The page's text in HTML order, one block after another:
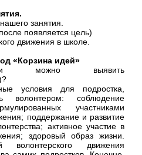
занятия.
появляется цель)
движения в школе.
«Корзина идей»
можно выявить
условия для подростка,
волонтером: соблюдение
участниками
поддержание и развитие
активное участие в
здоровый образ жизни.
волонтерского движения